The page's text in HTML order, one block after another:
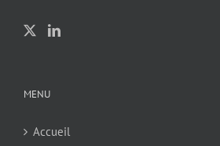
MENU
Accueil